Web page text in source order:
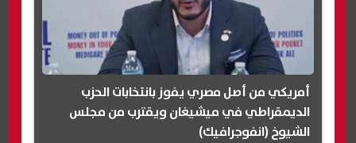
أمريكي من أصل مصري يفوز بانتخابات الحزب
الديمقراطي في ميشيغان ويقترب من مجلس
الشيوخ (انفوجرافيك)